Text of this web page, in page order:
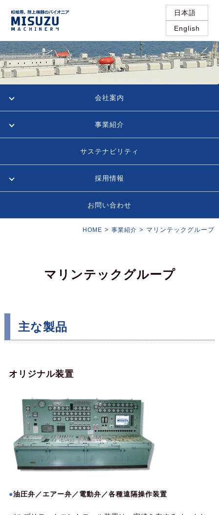
日本語
English
会社案内
事業紹介
サステナビリティ
採用情報
お問い合わせ
HOME >事業紹介 > マリンテックグループ
マリンテックグループ
主な製品
オリジナル装置
油圧弁／エアー弁／電動弁／各種遠隔操作装置